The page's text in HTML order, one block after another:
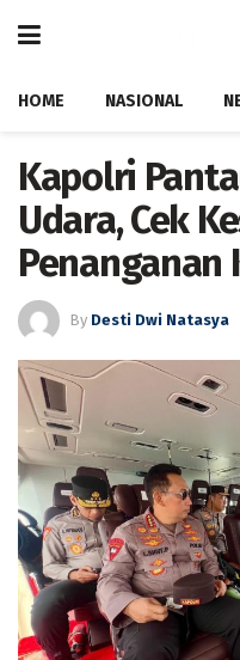
HOME NASIONAL
Kapolri
Udara, Cek
Penanganan
By Desti Dwi Natasya